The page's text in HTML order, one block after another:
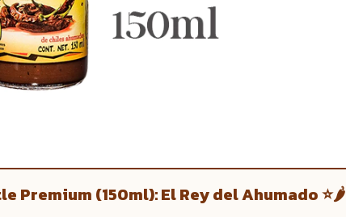
Premium (150ml): El Rey del Ahumado ⭐🌶